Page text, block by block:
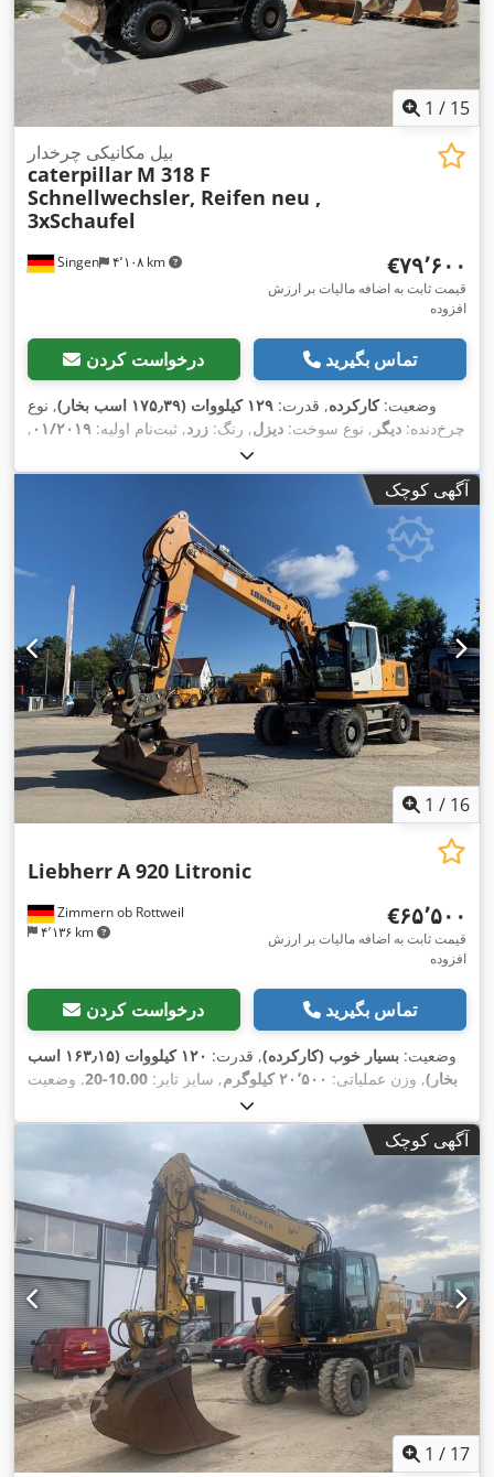
1 / 15
Singen ۴٬۱۰۸ km
بیل مکانیکی چرخدار
caterpillar M 318 F
Schnellwechsler, Reifen neu ,
3xSchaufel
‎€۷۹٬۶۰۰
قیمت ثابت به اضافه مالیات بر ارزش
افزوده
درخواست کردن تماس بگیرید
وضعیت:کارکرده, قدرت: ۱۲۹ کیلووات (۱۷۵٫۳۹ اسب بخار)
, نوع
چرخ‌دنده: دیگر , نوع سوخت: دیزل, رنگ: زرد, ثبت‌نام اولیه: ۰۱/۲۰۱۹ ,
, سیستم تعلیق:
کارکرد:۷٬۱۶۲ h , کابین راننده:دیگر, سوخت:دیزل, تجهیزات:تهویه
آگهی کوچک
1 / 16
Zimmern ob Rottweil
۴٬۱۳۶ km
LiebherrA 920 Litronic
‎€۶۵٬۵۰۰
قیمت ثابت به اضافه مالیات بر ارزش
افزوده
درخواست کردن تماس بگیرید
وضعیت: بسیار خوب (کارکرده), قدرت:
۱۲۰ کیلووات (۱۶۳٫۱۵ اسب
بخار), وزن عملیاتی: ۲۰٬۵۰۰ کیلوگرم , سایز تایر: 10.00-20
, وضعیت
, سال ساخت:
تجهیزات:تهویه مطبوع ,
آگهی کوچک
1 / 17